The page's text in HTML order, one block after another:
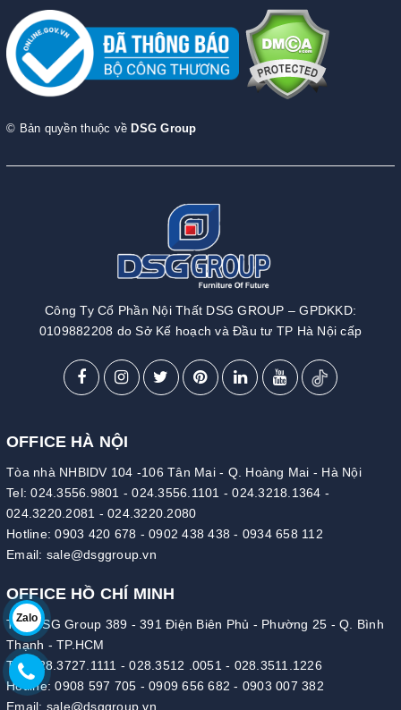
Zalo
© Bản quyền thuộc về DSG Group
Công Ty Cổ Phần Nội Thất DSG GROUP – GPDKKD:
0109882208 do Sở Kế hoạch và Đầu tư TP Hà Nội cấp
OFFICE HÀ NỘI
Tòa nhà NHBIDV 104 -106 Tân Mai - Q. Hoàng Mai - Hà Nội
Tel:024.3556.9801 -024.3556.1101 -024.3218.1364 -
024.3220.2081 - 024.3220.2080
Hotline:0903 420 678 - 0902 438 438 - 0934 658 112
Email: sale@dsggroup.vn
OFFICE HỒ CHÍ MINH
Tòa DSG Group 389 - 391 Điện Biên Phủ - Phường 25 - Q. Bình
Thạnh - TP.HCM
Tel:
028.3727.1111 -028.3512 .0051 - 028.3511.1226
Hotline:0908 597 705 - 0909 656 682 - 0903 007 382
Email: sale@dsggroup.vn